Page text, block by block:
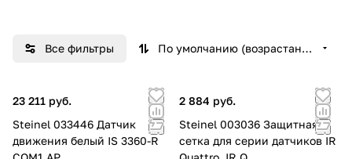
Все фильтры По умолчанию (возрастание)
23 211 руб.
Steinel 033446 Датчик
движения белый IS 3360-R
2 884 руб.
Steinel 003036 Защитная
сетка для серии датчиков IR